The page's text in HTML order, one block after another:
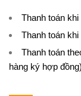
Thanh toán
Thanh toán khi
Thanh toán
hàng ký hợp đồng)